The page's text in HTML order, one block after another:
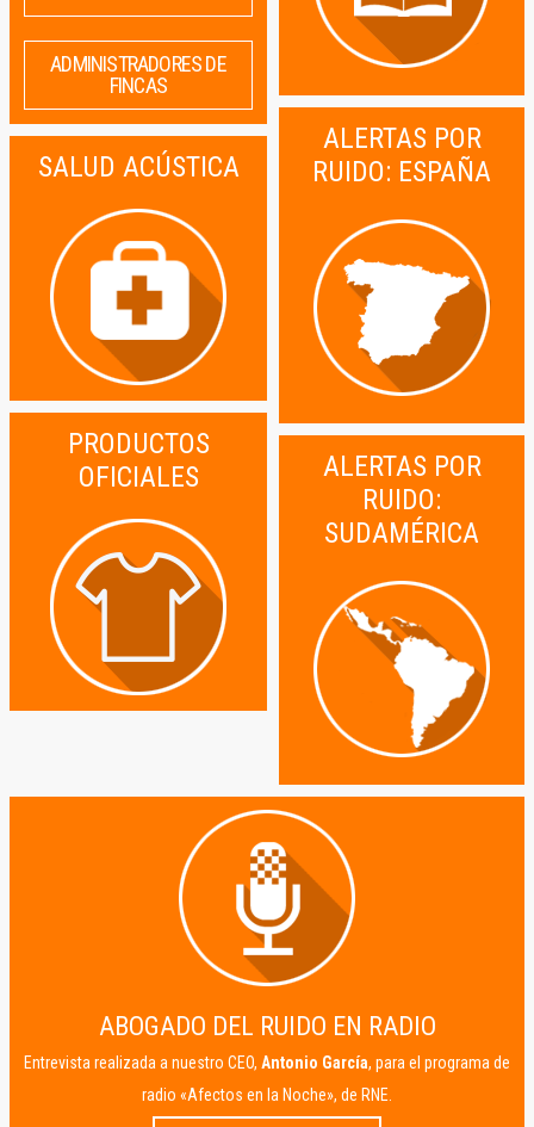
ADMINISTRADORES DE
FINCAS
SALUD ACÚSTICA
PRODUCTOS
OFICIALES
ALERTAS POR
RUIDO: ESPAÑA
ALERTAS POR
RUIDO:
SUDAMÉRICA
ABOGADO DEL RUIDO EN RADIO
Entrevista realizada a nuestro CEO, Antonio García, para el programa de
radio «Afectos en la Noche», de RNE.